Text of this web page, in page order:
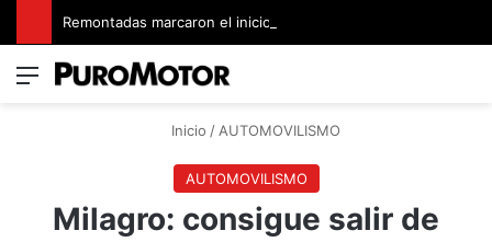
Menú
Inicio / AUTOMOVILISMO
AUTOMOVILISMO
Milagro: consigue salir de